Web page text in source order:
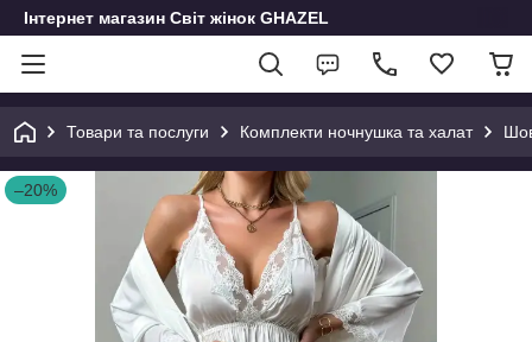
Інтернет магазин Світ жінок GHAZEL
Товари та послуги Комплекти ночнушка та халат
–20%